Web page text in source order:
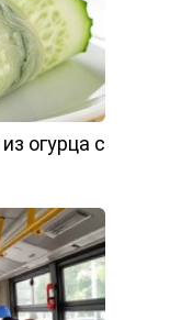
огурца с